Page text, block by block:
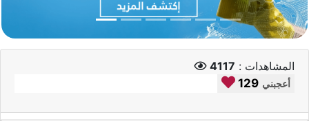
المشاهدات : 4117
129 أعجبني